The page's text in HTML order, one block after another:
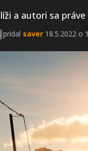
a autori sa
pridal saver 18.5.2022 o